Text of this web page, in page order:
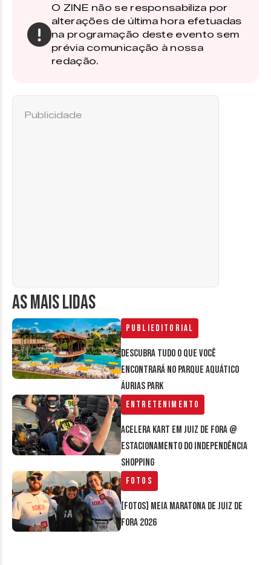
O ZINE não se responsabiliza por
alterações de última hora efetuadas
na programação deste evento sem
prévia comunicação à nossa
redação.
AS MAIS LIDAS
Publieditorial
Descubra tudo o que você
encontrará no parque aquático
Áurias Park
Entretenimento
Acelera Kart em Juiz de Fora @
estacionamento do Independência
Shopping
Fotos
[FOTOS] Meia Maratona de Juiz de
Fora 2026
Publicidade